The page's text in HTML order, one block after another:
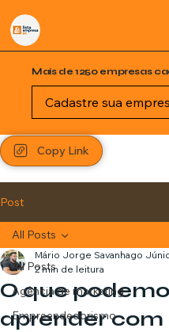
Mais de 1250 empresas
Cadastre sua
Copy Link
Post
All Posts
Agência de marketing
Empreendedorismo
All Posts
O que
aprender com
Mário Jorge Savanhago
2 min de leitura